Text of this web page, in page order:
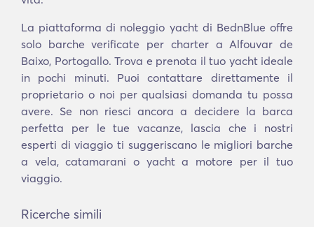
La piattaforma di noleggio yacht di BednBlue offre
solo barche verificate per charter a Alfouvar de
Baixo, Portogallo. Trova e prenota il tuo yacht ideale
in pochi minuti. Puoi contattare direttamente il
proprietario o noi per qualsiasi domanda tu possa
avere. Se non riesci ancora a decidere la barca
perfetta per le tue vacanze, lascia che i nostri
esperti di viaggio ti suggeriscano le migliori barche
a vela, catamarani o yacht a motore per il tuo
viaggio.
Ricerche simili